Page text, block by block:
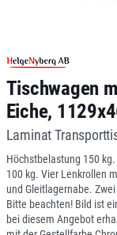
Tischwagen
Eiche,
Laminat
Höchstbelastung 150
100 kg. Vier Lenkrollen
und Gleitlagernabe.
Bitte beachten! Bild ist
bei diesem Angebot